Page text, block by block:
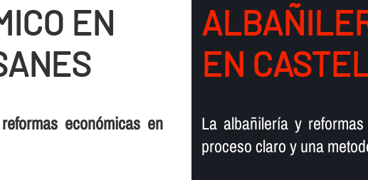
EN
económicas en
EN
La albañilerí­a y
proceso claro y una